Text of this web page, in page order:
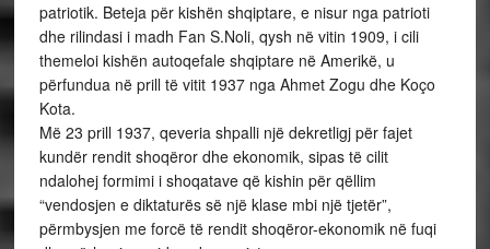
patriotik. Beteja për kishën shqiptare, e nisur nga patrioti
dhe rilindasi i madh Fan S.Noli, qysh në vitin 1909, i cili
themeloi kishën autoqefale shqiptare në Amerikë, u
përfundua në prill të vitit 1937 nga Ahmet Zogu dhe Koço
Kota.
Më 23 prill 1937, qeveria shpalli një dekretligj për fajet
kundër rendit shoqëror dhe ekonomik, sipas të cilit
ndalohej formimi i shoqatave që kishin për qëllim
“vendosjen e diktaturës së një klase mbi një tjetër”,
përmbysjen me forcë të rendit shoqëror-ekonomik në fuqi